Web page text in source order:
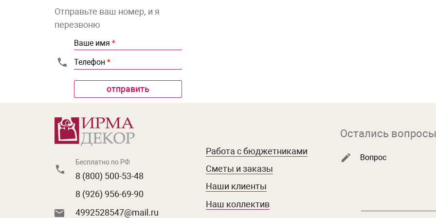
Отправьте ваш номер, и я
перезвоню
Ваше имя *
Телефон *
Бесплатно по РФ
8 (800) 500-53-48
8 (926) 956-69-90
4992528547@mail.ru
Работа с бюджетниками
Сметы и заказы
Наши клиенты
Наш коллектив
Остались
Вопрос